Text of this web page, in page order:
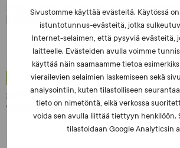
Sivustomme käyttää evästeitä. Käytössä on
istuntotunnus-evästeitä, jotka
Internet-selaimen, että pysyviä evästeitä,
laitteelle. Evästeiden avulla voimme
käyttää näin saamaamme tietoa
vierailevien selaimien laskemiseen sekä
analysointiin, kuten tilastolliseen
tieto on nimetöntä, eikä verkossa
voida sen avulla liittää tiettyyn henkilöön.
tilastoidaan Google Analyticsin
Dopingrikkomuspäätösten
kysymyksiä ja vastauksia EUT:n
UUTISET - 30.6.2026
SUEKin sivuilla uusi blogisarja
väkivaltaisten alakulttuurien